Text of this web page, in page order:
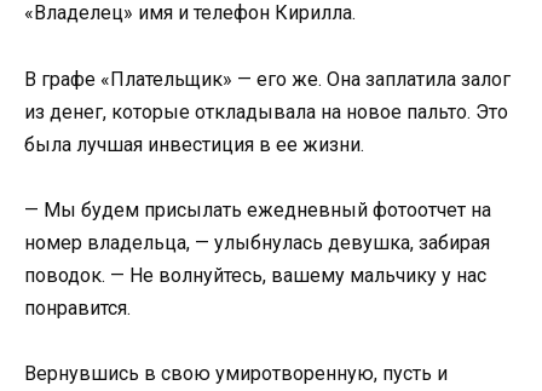
«Владелец» имя и телефон Кирилла.
В графе «Плательщик» — его же. Она заплатила залог
из денег, которые откладывала на новое пальто. Это
была лучшая инвестиция в ее жизни.
— Мы будем присылать ежедневный фотоотчет на
номер владельца, — улыбнулась девушка, забирая
поводок. — Не волнуйтесь, вашему мальчику у нас
понравится.
Вернувшись в свою умиротворенную, пусть и